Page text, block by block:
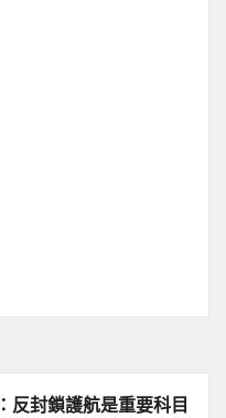
封鎖護航是重要科目